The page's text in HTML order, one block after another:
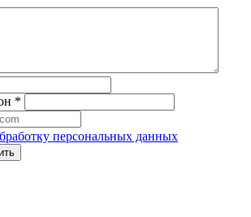
*
персональных данных